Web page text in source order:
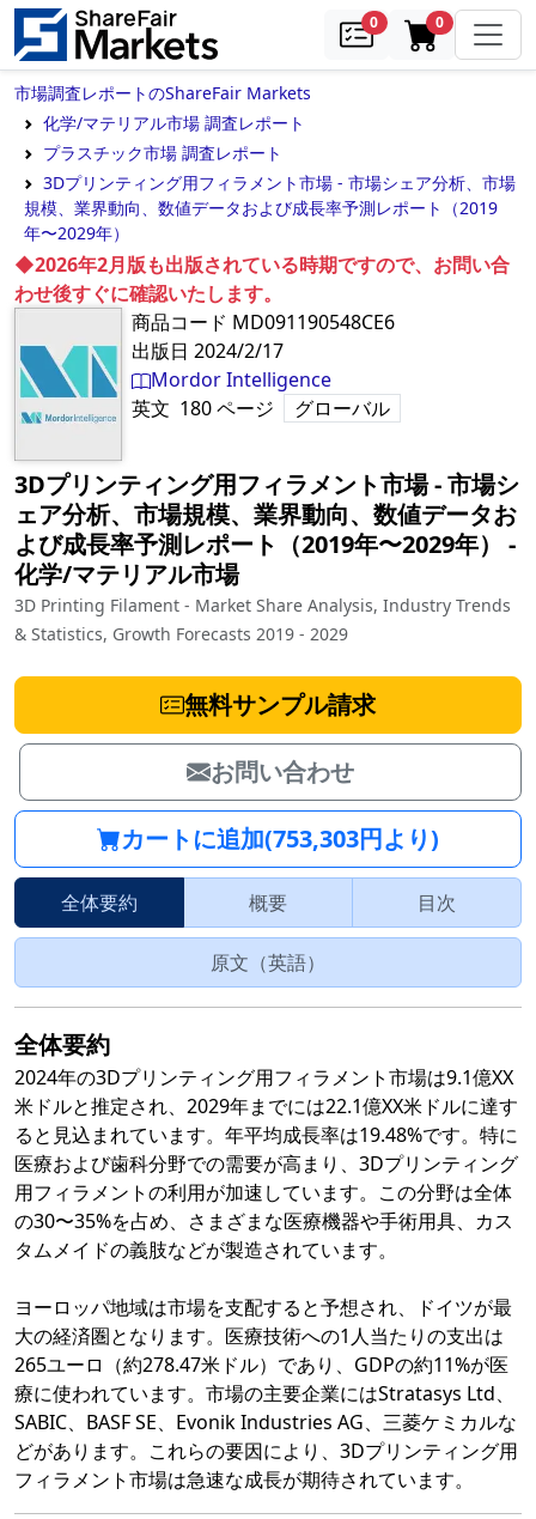
0samples0in cart
市場調査レポートのShareFair Markets
化学/マテリアル市場 調査レポート
プラスチック市場 調査レポート
3Dプリンティング用フィラメント市場 - 市場シェア分析、市場
規模、業界動向、数値データおよび成長率予測レポート（2019
年〜2029年）
◆2026年2月版も出版されている時期ですので、お問い合
わせ後すぐに確認いたします。
商品コード MD091190548CE6
出版日 2024/2/17
Mordor Intelligence
英文 180ページ グローバル
3Dプリンティング用フィラメント市場 - 市場シ
ェア分析、市場規模、業界動向、数値データお
よび成長率予測レポート（2019年〜2029年）
‐
化学/マテリアル市場
3D Printing Filament - Market Share Analysis, Industry Trends
& Statistics, Growth Forecasts 2019 - 2029
無料サンプル請求
お問い合わせ
カートに追加(753,303円より)
全体要約 概要 目次
原文（英語）
全体要約
2024年の3Dプリンティング用フィラメント市場は9.1億XX
米ドルと推定され、2029年までには22.1億XX米ドルに達す
ると見込まれています。年平均成長率は19.48%です。特に
医療および歯科分野での需要が高まり、3Dプリンティング
用フィラメントの利用が加速しています。この分野は全体
の30〜35%を占め、さまざまな医療機器や手術用具、カス
タムメイドの義肢などが製造されています。
ヨーロッパ地域は市場を支配すると予想され、ドイツが最
大の経済圏となります。医療技術への1人当たりの支出は
265ユーロ（約278.47米ドル）であり、GDPの約11%が医
療に使われています。市場の主要企業にはStratasys Ltd、
SABIC、BASF SE、Evonik Industries AG、三菱ケミカルな
どがあります。これらの要因により、3Dプリンティング用
フィラメント市場は急速な成長が期待されています。